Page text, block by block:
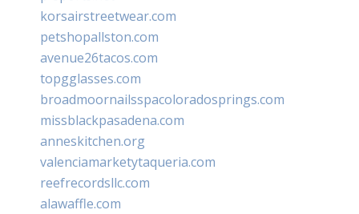
korsairstreetwear.com
petshopallston.com
avenue26tacos.com
topgglasses.com
broadmoornailsspacoloradosprings.com
missblackpasadena.com
anneskitchen.org
valenciamarketytaqueria.com
reefrecordsllc.com
alawaffle.com